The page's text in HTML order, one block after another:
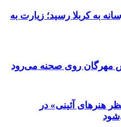
به کربلا رسید؛ زیارت به
مهرگان روی صحنه می‌رود
هنرهای آئینی» در